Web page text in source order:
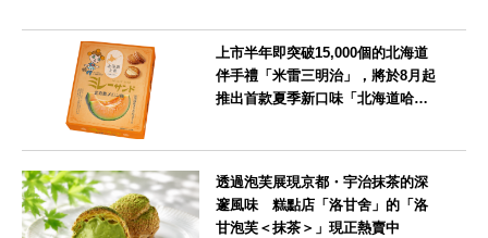
上市半年即突破15,000個的北海道
伴手禮「米雷三明治」，將於8月起
推出首款夏季新口味「北海道哈密
透過泡芙展現京都・宇治抹茶的深
邃風味 糕點店「洛甘舍」的「洛
甘泡芙＜抹茶＞」現正熱賣中